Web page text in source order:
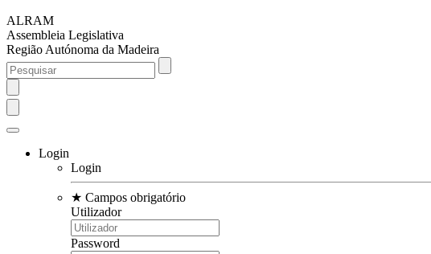
ALRAM
Assembleia Legislativa
Região Autónoma da Madeira
Login
Login
★ Campos obrigatório
Utilizador
Password